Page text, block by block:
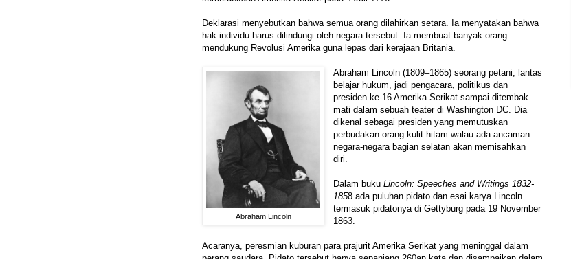
Deklarasi menyebutkan bahwa semua orang dilahirkan setara. Ia menyatakan bahwa
hak individu harus dilindungi oleh negara tersebut. Ia membuat banyak orang
mendukung Revolusi Amerika guna lepas dari kerajaan Britania.
Abraham Lincoln
Abraham Lincoln (1809–1865) seorang petani, lantas
belajar hukum, jadi pengacara, politikus dan
presiden ke-16 Amerika Serikat sampai ditembak
mati dalam sebuah teater di Washington DC. Dia
dikenal sebagai presiden yang memutuskan
perbudakan orang kulit hitam walau ada ancaman
negara-negara bagian selatan akan memisahkan
diri.
Dalam bukuLincoln: Speeches and Writings 1832-
1858 ada puluhan pidato dan esai karya Lincoln
termasuk pidatonya di Gettyburg pada 19 November
1863.
Acaranya, peresmian kuburan para prajurit Amerika Serikat yang meninggal dalam